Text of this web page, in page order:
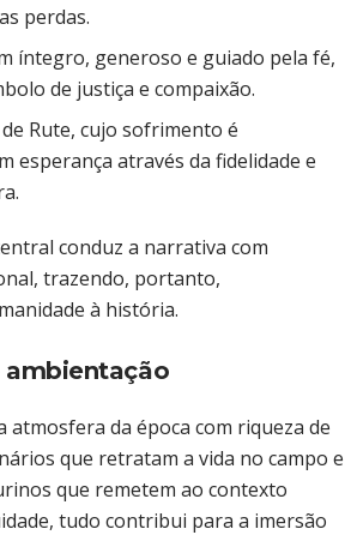
perdas.
íntegro, generoso e guiado pela fé,
de justiça e compaixão.
Rute, cujo sofrimento é
esperança através da fidelidade e
conduz a narrativa com
trazendo, portanto,
à história.
ambientação
atmosfera da época com riqueza de
que retratam a vida no campo e
que remetem ao contexto
tudo contribui para a imersão